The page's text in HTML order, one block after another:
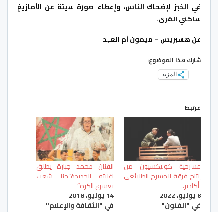
في الخبز لإضحاك الناس، وإعطاء صورة سيئة عن الأمازيغ
ساكني القرى.
عن هسبريس – ميمون أم العيد
شارك هذا الموضوع:
المزيد
مرتبط
مسرحية كونيكسيون من
إنتاج فرقة المسرح الطلائعي
بأكَادير..
8 يونيو، 2022
في "الفنون"
الفنان محمد جبارة يطلق
اغنيته الجديدة”حنا شعب
يعشق الكرة”
14 يونيو، 2018
في "الثقافة والإعلام"